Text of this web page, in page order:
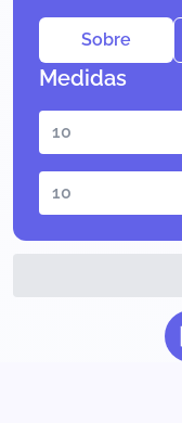
Sobre
Medidas